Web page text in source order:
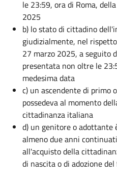
le 23:59, ora di Roma,
2025
b) lo stato di cittadino
giudizialmente, nel
27 marzo 2025, a seguito
presentata non oltre le
medesima data
c) un ascendente di primo
possedeva al momento
cittadinanza italiana
d) un genitore o
almeno due anni
all'acquisto della
di nascita o di adozione